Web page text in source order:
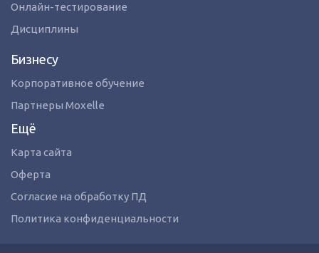
Онлайн-тестирование
Дисциплины
Бизнесу
Корпоративное обучение
Партнеры Moxelle
Ещё
Карта сайта
Оферта
Согласие на обработку ПД
Политика конфиденциальности